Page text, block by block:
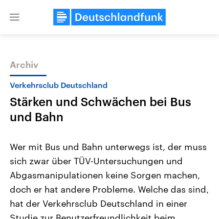
Close
Themen
Landtagswahl Sachsen-Anhalt
2026
Alle Informationen
Sachsen-Anhalt wählt am 6.
September 2026 einen neuen
Landtag. Seit 2021 wird das
Bundesland von einer Koalition aus
USA
Aktuelle Beiträge,
Hintergründe
Wirtschaftlich und
gehören die Vereinigten
den mächtigsten Ländern
mit großem Einfluss auf
Archiv
Verkehrsclub Deutschland
Stärken und Schwächen bei Bus
und Bahn
Wer mit Bus und Bahn unterwegs ist, der muss
sich zwar über TÜV-Untersuchungen und
Abgasmanipulationen keine Sorgen machen,
doch er hat andere Probleme. Welche das sind,
hat der Verkehrsclub Deutschland in einer